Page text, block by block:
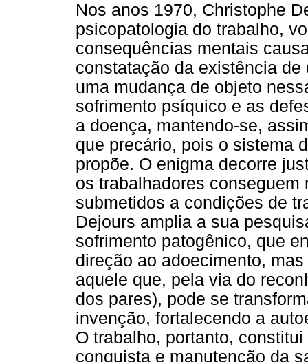
Nos anos 1970, Christophe
psicopatologia do trabalho,
consequências mentais
constatação da existência
uma mudança de objeto
sofrimento psíquico e as
a doença, mantendo-se,
que precário, pois o sistema
propõe. O enigma decorre
os trabalhadores
submetidos a condições de
Dejours amplia a sua
sofrimento patogênico, que
direção ao adoecimento,
aquele que, pela via do
dos pares), pode se
invenção, fortalecendo a
O trabalho, portanto,
conquista e manutenção da